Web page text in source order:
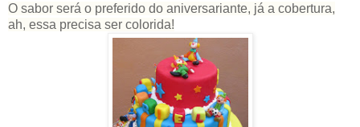
O sabor será o preferido do aniversariante, já a cobertura,
ah, essa precisa ser colorida!